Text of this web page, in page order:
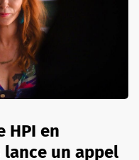
HPI en
un appel